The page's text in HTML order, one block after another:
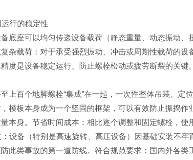
行的稳定性
底座可以均匀传递设备载荷（静态重量、动态振动、
杂载荷：对于承受强烈振动、冲击或周期性载荷的设
度是设备稳定运行、防止螺栓松动或疲劳断裂的关键。
上百个地脚螺栓“集成”在一起，一次性整体吊装、定
模板本身成为一个坚固的框架，可以有效防止振捣作
本身。节省时间成本：相比逐个调整和固定螺栓，使
设备（特别是高速旋转、高压设备）因基础安装不
此类事故的第一道防线。符合规范要求：国内外各类